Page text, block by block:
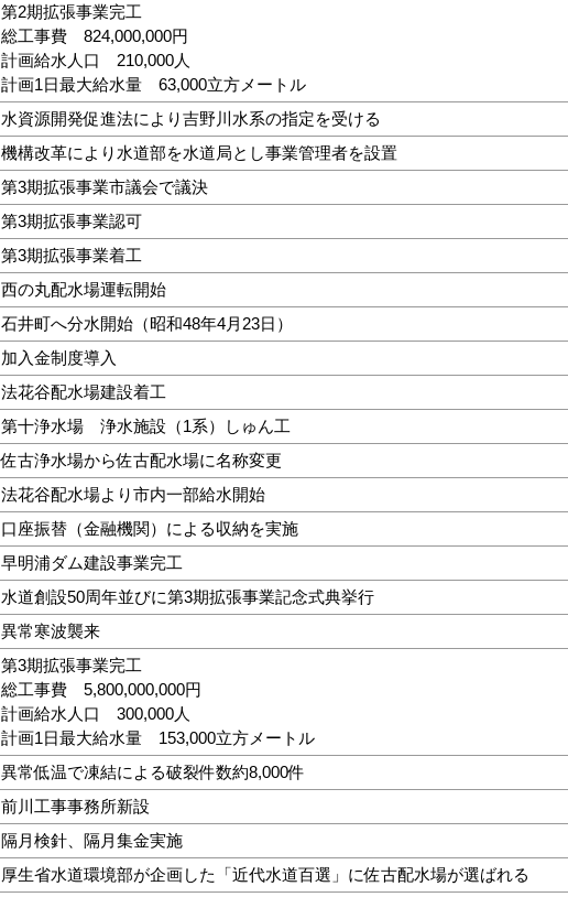
第2期拡張事業完工
総工事費 824,000,000円
計画給水人口 210,000人
計画1日最大給水量 63,000立方メートル
水資源開発促進法により吉野川水系の指定を受ける
機構改革により水道部を水道局とし事業管理者を設置
第3期拡張事業市議会で議決
第3期拡張事業認可
第3期拡張事業着工
西の丸配水場運転開始
石井町へ分水開始（昭和48年4月23日）
加入金制度導入
法花谷配水場建設着工
第十浄水場 浄水施設（1系）しゅん工
佐古浄水場から佐古配水場に名称変更
法花谷配水場より市内一部給水開始
口座振替（金融機関）による収納を実施
早明浦ダム建設事業完工
水道創設50周年並びに第3期拡張事業記念式典挙行
異常寒波襲来
第3期拡張事業完工
総工事費 5,800,000,000円
計画給水人口 300,000人
計画1日最大給水量 153,000立方メートル
異常低温で凍結による破裂件数約8,000件
前川工事事務所新設
隔月検針、隔月集金実施
厚生省水道環境部が企画した「近代水道百選」に佐古配水場が選ばれる